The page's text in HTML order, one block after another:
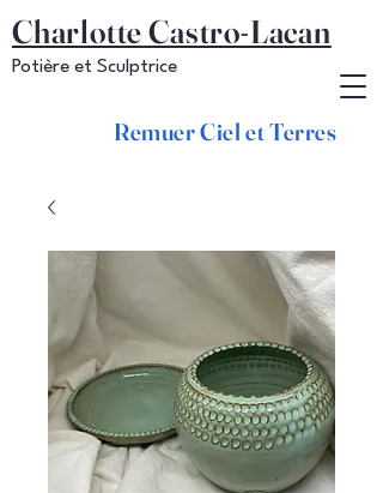
Remuer Ciel et Terres
Potière et Sculptrice
Charlotte Castro-Lacan